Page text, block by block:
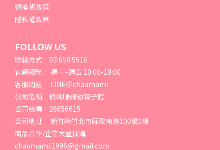
退換貨政策
隱私權政策
FOLLOW US
聯絡方式｜03 658 5516
官網服務｜ 週一~週五 10:00-18:00
客服問題｜ LINE＠chaumami
公司名稱｜俏媽咪婦幼親子館
公司統編｜26656615
公司地址｜ 新竹縣竹北市莊敬南路100號1樓
商品合作/企業大量採購
chaumami.1996@gmail.com